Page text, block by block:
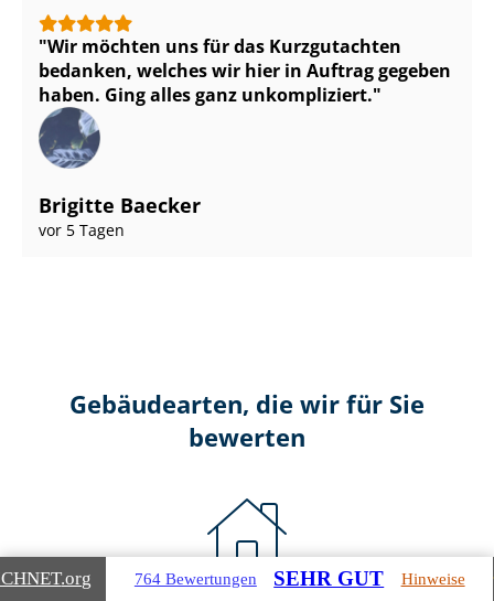
Wir möchten uns für das Kurzgutachten
bedanken, welches wir hier in Auftrag gegeben
haben. Ging alles ganz unkompliziert.
Brigitte Baecker
vor 5 Tagen
Gebäudearten, die wir für Sie
bewerten
.org 764 Bewertungen SEHR GUT Hinweise